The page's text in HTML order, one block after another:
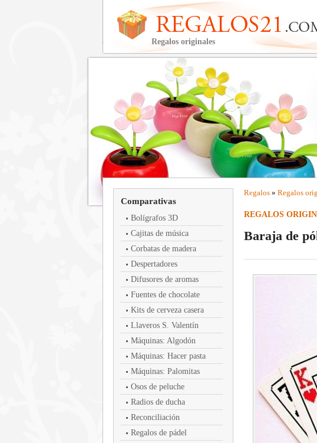
Regalos originales
Comparativas
Bolígrafos 3D
Cajitas de música
Corbatas de madera
Despertadores
Difusores de aromas
Fuentes de chocolate
Kits de cerveza casera
Llaveros S. Valentín
Máquinas: Algodón
Máquinas: Hacer pasta
Máquinas: Palomitas
Osos de peluche
Radios de ducha
Reconciliación
Regalos de pádel
Regalos » Regalos
REGALOS
Baraja de